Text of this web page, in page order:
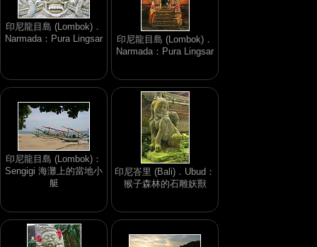
印尼龍目島 (Lombok)．
Narmada：Pura Lingsar
印尼龍目島 (Lombok)．
Narmada：Pura Lingsar
印尼龍目島 (Lombok)：
Sengigi 海灘上的當地小
艇
印尼峇里 (Bali)．Ubud：
猴子森林的石雕妖獸